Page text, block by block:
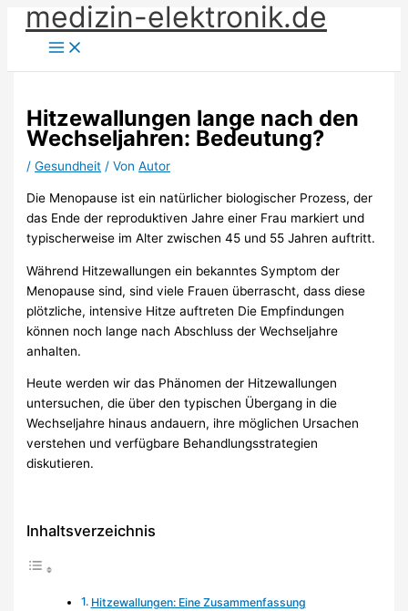
Zum
Inhalt
springen
medizin-elektronik.de
Hitzewallungen lange nach den
Wechseljahren: Bedeutung?
/Gesundheit / VonAutor
Die Menopause ist ein natürlicher biologischer Prozess, der
das Ende der reproduktiven Jahre einer Frau markiert und
typischerweise im Alter zwischen 45 und 55 Jahren auftritt.
Während Hitzewallungen ein bekanntes Symptom der
Menopause sind, sind viele Frauen überrascht, dass diese
plötzliche, intensive Hitze auftreten Die Empfindungen
können noch lange nach Abschluss der Wechseljahre
anhalten.
Heute werden wir das Phänomen der Hitzewallungen
untersuchen, die über den typischen Übergang in die
Wechseljahre hinaus andauern, ihre möglichen Ursachen
verstehen und verfügbare Behandlungsstrategien
diskutieren.
Inhaltsverzeichnis
Hitzewallungen: Eine Zusammenfassung